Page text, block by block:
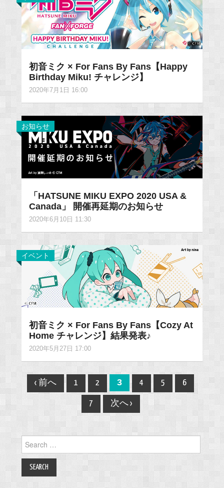
初音ミク × For Fans By Fans【Happy
Birthday Miku! チャレンジ】
2020年7月1日 16:00
お知らせ
「HATSUNE MIKU EXPO 2020 USA &
Canada」 開催再延期のお知らせ
2020年6月10日 11:30
イベント
初音ミク × For Fans By Fans【Cozy At
Home チャレンジ】結果発表♪
2020年5月27日 17:00
Post
navigation
‹ 前へ 1 2 3 4 5 6
7 次へ ›
for: